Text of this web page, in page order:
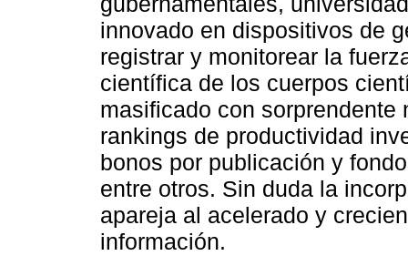
innovado en dispositivos de
registrar y monitorear la
científica de los cuerpos
masificado con
rankings de productividad
bonos por publicación y
entre otros. Sin duda la
apareja al acelerado y
información.